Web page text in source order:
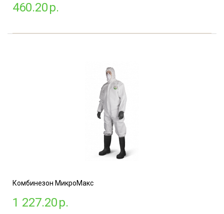
460.20р.
Комбинезон МикроМакс
1 227.20р.